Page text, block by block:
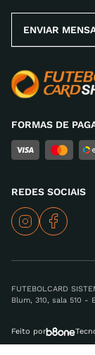
ENVIAR
FORMAS DE
REDES SOCIAIS
FUTEBOLCARD
Blum, 310, sala 510
Feito por